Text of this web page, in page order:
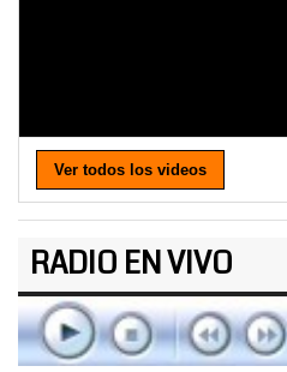
Ver todos los videos
RADIO EN VIVO